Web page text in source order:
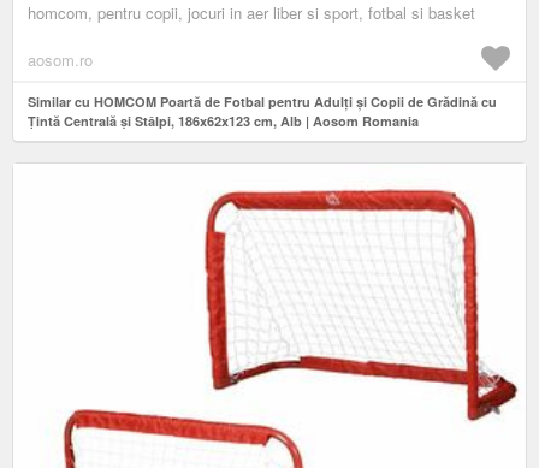
homcom, pentru copii, jocuri in aer liber si sport, fotbal si basket
aosom.ro
Similar cu HOMCOM Poartă de Fotbal pentru Adulți și Copii de Grădină cu
Țintă Centrală și Stâlpi, 186x62x123 cm, Alb | Aosom Romania